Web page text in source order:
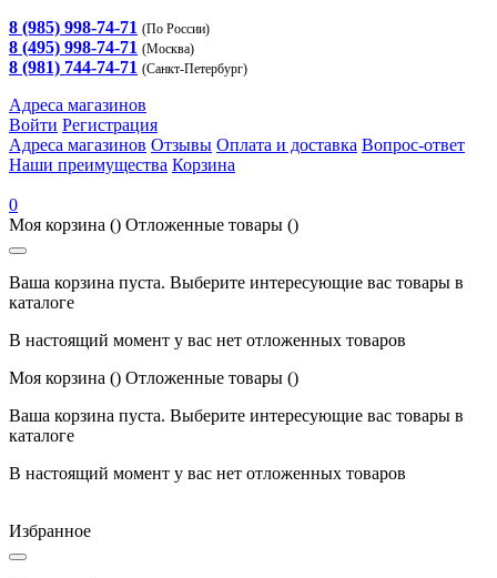
8 (985) 998-74-71 (По России)
8 (495) 998-74-71 (Москва)
8 (981) 744-74-71 (Санкт-Петербург)
Адреса магазинов
Войти Регистрация
Адреса магазинов Отзывы Оплата и доставка Вопрос-ответ
Наши преимущества Корзина
0
Моя корзина () Отложенные товары ()
Ваша корзина пуста. Выберите интересующие вас товары в
каталоге
В настоящий момент у вас нет отложенных товаров
Моя корзина () Отложенные товары ()
Ваша корзина пуста. Выберите интересующие вас товары в
каталоге
В настоящий момент у вас нет отложенных товаров
Избранное